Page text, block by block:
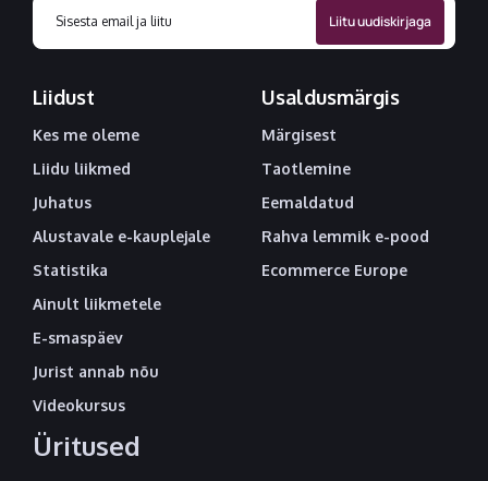
Liidust
Kes me oleme
Liidu liikmed
Juhatus
Alustavale e-kauplejale
Statistika
Ainult liikmetele
E-smaspäev
Jurist annab nõu
Videokursus
Üritused
Usaldusmärgis
Märgisest
Taotlemine
Eemaldatud
Rahva lemmik e-pood
Ecommerce Europe